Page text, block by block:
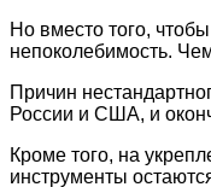
Но вместо того,
непоколебимость.
Причин
России и США, и
Кроме того, на
инструменты